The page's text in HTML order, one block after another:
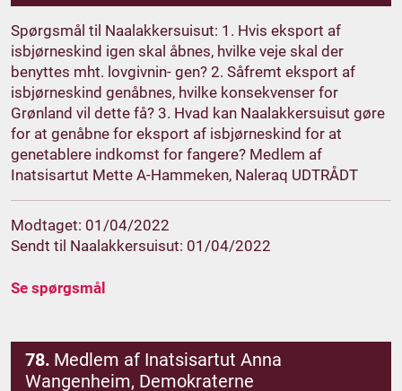
Spørgsmål til Naalakkersuisut: 1. Hvis eksport af
isbjørneskind igen skal åbnes, hvilke veje skal der
benyttes mht. lovgivnin- gen? 2. Såfremt eksport af
isbjørneskind genåbnes, hvilke konsekvenser for
Grønland vil dette få? 3. Hvad kan Naalakkersuisut gøre
for at genåbne for eksport af isbjørneskind for at
genetablere indkomst for fangere? Medlem af
Inatsisartut Mette A-Hammeken, Naleraq UDTRÅDT
Modtaget: 01/04/2022
Sendt til Naalakkersuisut: 01/04/2022
Se spørgsmål
78. Medlem af Inatsisartut Anna
Wangenheim, Demokraterne